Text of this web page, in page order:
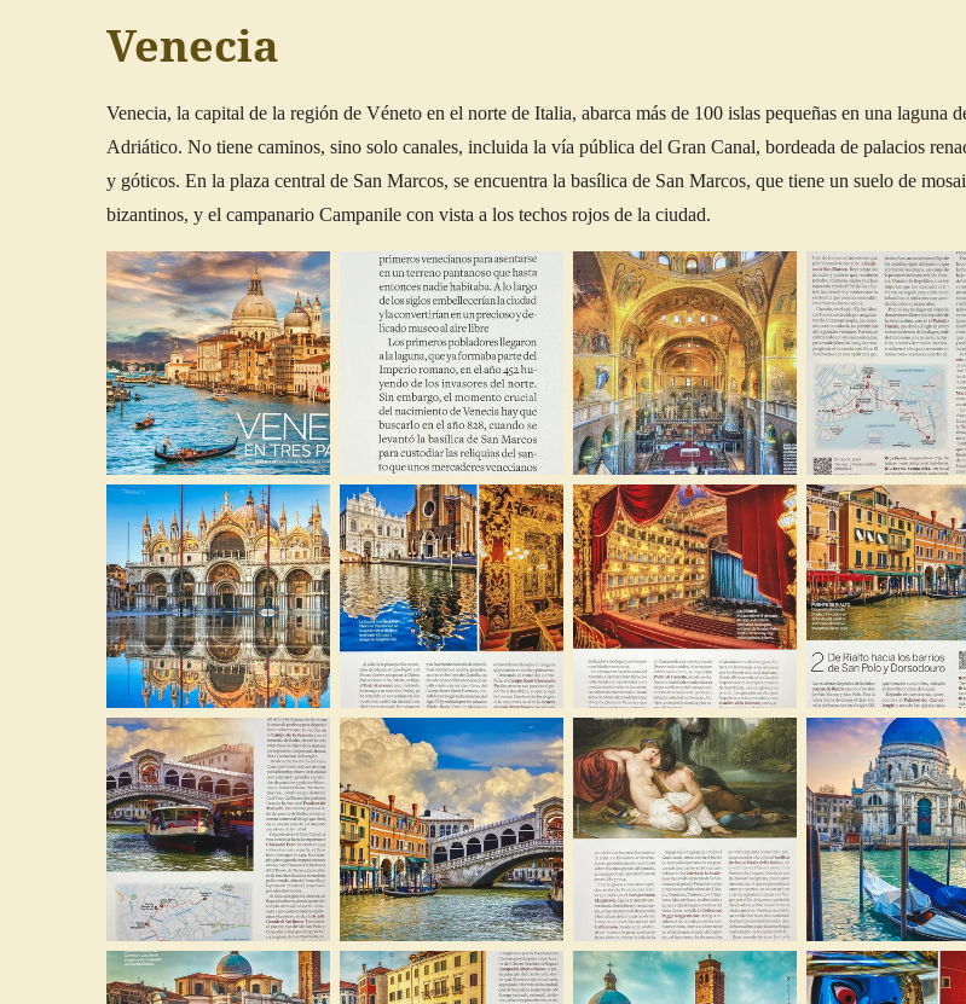
Venecia
Venecia, la capital de la región de Véneto en el norte de Italia, abarca más de 100 islas pequeñas en una laguna
Adriático. No tiene caminos, sino solo canales, incluida la vía pública del Gran Canal, bordeada de palacios
y góticos. En la plaza central de San Marcos, se encuentra la basílica de San Marcos, que tiene un suelo de
bizantinos, y el campanario Campanile con vista a los techos rojos de la ciudad.